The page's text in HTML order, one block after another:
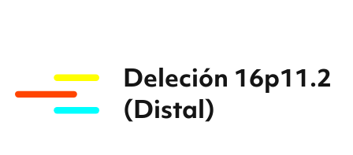
Deleción 16p11.2
(Distal)